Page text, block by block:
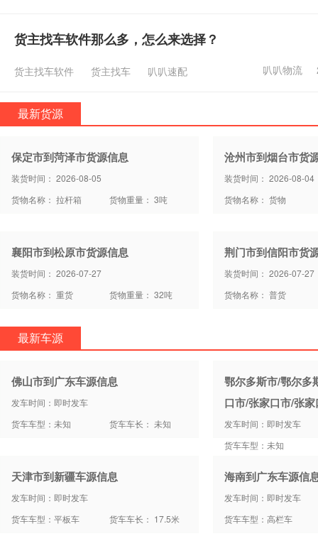
货主找车软件那么多，怎么来选择？
货主找车软件 货主找车 叭叭速配 叭叭物流
最新货源
保定市到菏泽市货源信息
装货时间： 2026-08-05
货物名称： 拉杆箱
货物重量： 3吨
沧州市到烟台市货
装货时间： 2026-08-04
货物名称： 货物
襄阳市到松原市货源信息
装货时间： 2026-07-27
货物名称： 重货
货物重量： 32吨
荆门市到信阳市货
装货时间： 2026-07-27
货物名称： 普货
最新车源
佛山市到广东车源信息
发车时间：即时发车
货车车型：未知
货车车长： 未知
鄂尔多斯市/鄂尔多
口市/张家口市/张
发车时间：即时发车
货车车型：未知
天津市到新疆车源信息
发车时间：即时发车
货车车型：平板车
货车车长： 17.5米
海南到广东车源信
发车时间：即时发车
货车车型：高栏车